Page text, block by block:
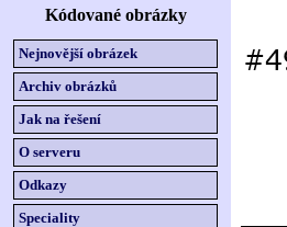
Kódované obrázky
Nejnovější obrázek
Archiv obrázků
Jak na řešení
O serveru
Odkazy
Speciality